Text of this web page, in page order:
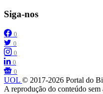
Siga-nos
0
0
0
0
0
UOL © 2017-2026 Portal do
A reprodução do conteúdo